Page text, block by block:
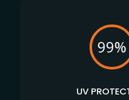
99%
UV